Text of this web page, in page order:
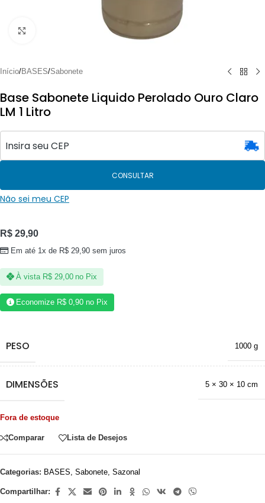
Início/BASES/Sabonete
Base Sabonete Liquido Perolado Ouro Claro
LM 1 Litro
CONSULTAR
Não sei meu CEP
R$ 29,90
Em até 1x de R$ 29,90 sem juros
À vista R$29,00 no Pix
Economize R$ 0,90 no Pix
PESO 1000 g
DIMENSÕES 5 × 30 × 10 cm
Fora de estoque
Comparar Lista de Desejos
Categorias: BASES Sabonete Sazonal
Compartilhar: